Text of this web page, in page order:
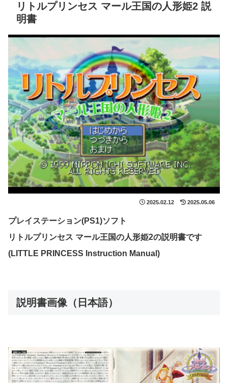
リトルプリンセス マール王国の人形姫2 説
明書
2025.02.12 2025.05.06
プレイステーション(PS1)ソフト
リトルプリンセス マール王国の人形姫2の説明書です
(LITTLE PRINCESS Instruction Manual)
説明書画像（日本語）